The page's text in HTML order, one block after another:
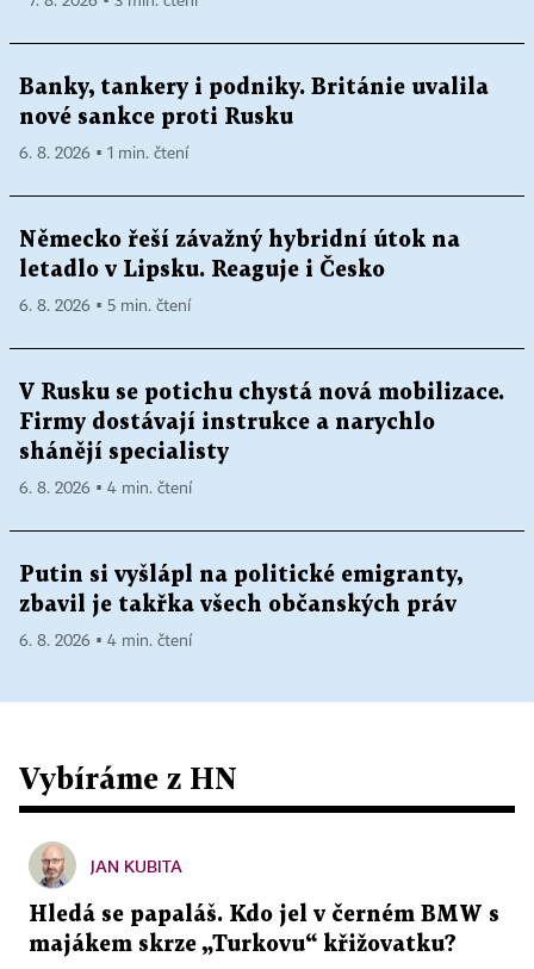
Banky, tankery i podniky. Británie uvalila
nové sankce proti Rusku
6. 8. 2026 ▪ 1 min. čtení
Německo řeší závažný hybridní útok na
letadlo v Lipsku. Reaguje i Česko
6. 8. 2026 ▪ 5 min. čtení
V Rusku se potichu chystá nová mobilizace.
Firmy dostávají instrukce a narychlo
shánějí specialisty
6. 8. 2026 ▪ 4 min. čtení
Putin si vyšlápl na politické emigranty,
zbavil je takřka všech občanských práv
6. 8. 2026 ▪ 4 min. čtení
Vybíráme z HN
JAN KUBITA
Hledá se papaláš. Kdo jel v černém BMW s
majákem skrze „Turkovu“ křižovatku?